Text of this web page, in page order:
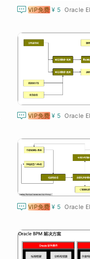
 VIP免费 ¥ 5
 VIP免费 ¥ 5
 VIP免费 ¥ 5